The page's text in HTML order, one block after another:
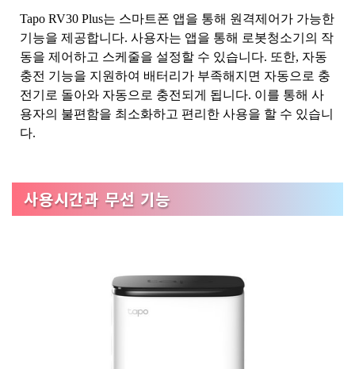
Tapo RV30 Plus는 스마트폰 앱을 통해 원격제어가 가능한
기능을 제공합니다. 사용자는 앱을 통해 로봇청소기의 작
동을 제어하고 스케줄을 설정할 수 있습니다. 또한, 자동
충전 기능을 지원하여 배터리가 부족해지면 자동으로 충
전기로 돌아와 자동으로 충전되게 됩니다. 이를 통해 사
용자의 불편함을 최소화하고 편리한 사용을 할 수 있습니
다.
사용시간과 무선 기능